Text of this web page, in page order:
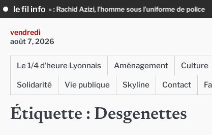
Skip
to
content
le fil info
» : Rachid Azizi, l’homme sous l’uniforme de police Infox, IA
vendredi
août 7, 2026
Le 1/4 d’heure Lyonnais Aménagement Culture
Solidarité
Vie publique Skyline Contact
Étiquette : Desgenettes